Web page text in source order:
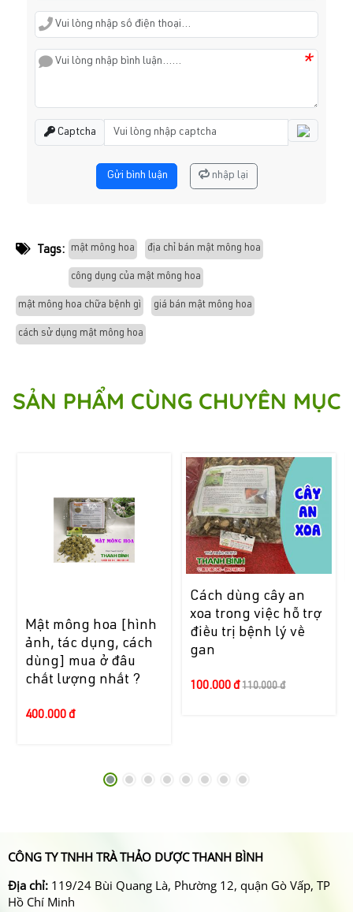
*
Captcha
Gửi bình luận nhập lại
Tags: mật mông hoa địa chỉ bán mật mông hoa
công dụng của mật mông hoa
mật mông hoa chữa bệnh gì giá bán mật mông hoa
cách sử dụng mật mông hoa
SẢN PHẨM CÙNG CHUYÊN MỤC
Mật mông hoa [hình
ảnh, tác dụng, cách
dùng] mua ở đâu
chất lượng nhất ?
400.000 đ
Cách dùng cây an
xoa trong việc hỗ trợ
điều trị bệnh lý về
gan
100.000 đ 110.000 đ
CÔNG TY TNHH TRÀ THẢO DƯỢC THANH BÌNH
Địa chỉ: 119/24 Bùi Quang Là, Phường 12, quận Gò Vấp, TP
Hồ Chí Minh